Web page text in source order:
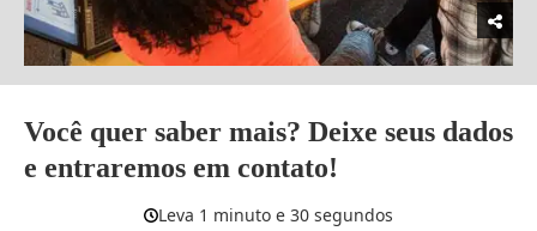
Você quer saber mais? Deixe seus dados
e entraremos em contato!